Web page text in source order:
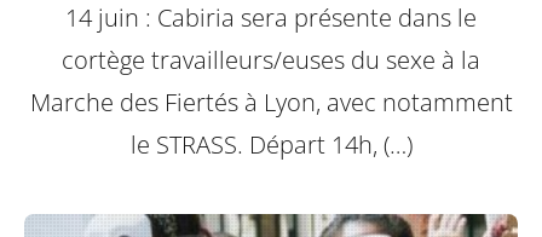
14 juin : Cabiria sera présente dans le
cortège travailleurs/euses du sexe à la
Marche des Fiertés à Lyon, avec notamment
le STRASS. Départ 14h, (…)